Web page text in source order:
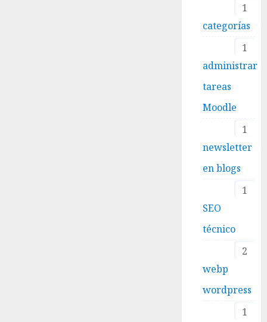
1
categorías
1
administrar
tareas
Moodle
1
newsletter
en blogs
1
SEO
técnico
2
webp
wordpress
1